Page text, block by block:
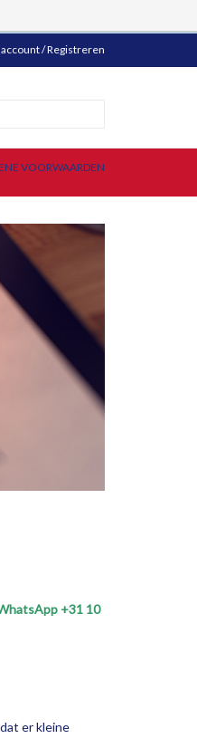
/ Registreren
VOORWAARDEN
+31 10
er kleine